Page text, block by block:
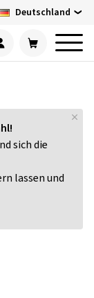
Deutschland
sich die
lassen und